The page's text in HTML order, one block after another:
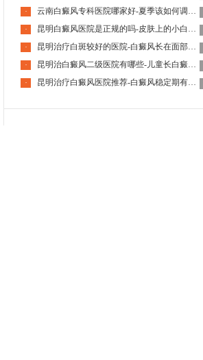
·
云南白癜风专科医院哪家好-夏季该如何调整白癜风的饮食结构
·
昆明白癜风医院是正规的吗-皮肤上的小白点就是白癜风吗
·
昆明治疗白斑较好的医院-白癜风长在面部该怎么正确治疗
·
昆明治白癜风二级医院有哪些-儿童长白癜风都和哪些因素有关系
·
昆明治疗白癜风医院推荐-白癜风稳定期有哪些特征